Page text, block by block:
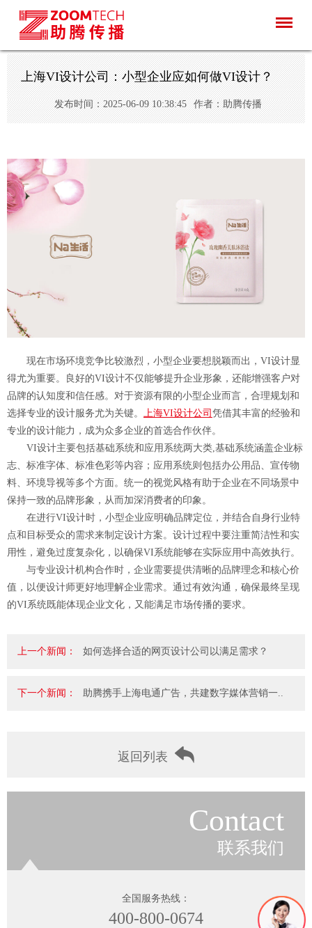
上海VI设计公司：小型企业应如何做VI设计？
发布时间：2025-06-09 10:38:45 作者：助腾传播
现在市场环境竞争比较激烈，小型企业要想脱颖而出，VI设计显
得尤为重要。良好的VI设计不仅能够提升企业形象，还能增强客户对
品牌的认知度和信任感。对于资源有限的小型企业而言，合理规划和
选择专业的设计服务尤为关键。
上海VI设计公司 凭借其丰富的经验和
专业的设计能力，成为众多企业的首选合作伙伴。
VI设计主要包括基础系统和应用系统两大类,基础系统涵盖企业标
志、标准字体、标准色彩等内容；应用系统则包括办公用品、宣传物
料、环境导视等多个方面。统一的视觉风格有助于企业在不同场景中
保持一致的品牌形象，从而加深消费者的印象。
在进行VI设计时，小型企业应明确品牌定位，并结合自身行业特
点和目标受众的需求来制定设计方案。设计过程中要注重简洁性和实
用性，避免过度复杂化，以确保VI系统能够在实际应用中高效执行。
与专业设计机构合作时，企业需要提供清晰的品牌理念和核心价
值，以便设计师更好地理解企业需求。通过有效沟通，确保最终呈现
的VI系统既能体现企业文化，又能满足市场传播的要求。
上一个新闻： 如何选择合适的网页设计公司以满足需求？
下一个新闻： 助腾携手上海电通广告，共建数字媒体营销一..
返回列表
Contact
联系我们
全国服务热线：
400-800-0674